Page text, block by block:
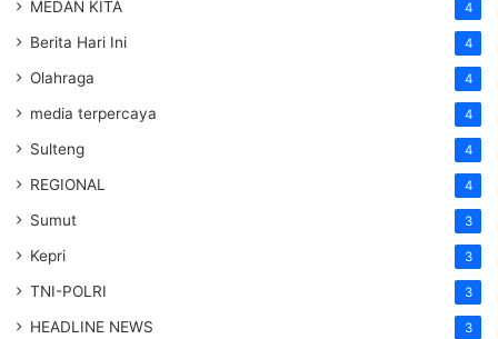
MEDAN KITA 4
Berita Hari Ini 4
Olahraga 4
media terpercaya 4
Sulteng 4
REGIONAL 4
Sumut 3
Kepri 3
TNI-POLRI 3
HEADLINE NEWS 3